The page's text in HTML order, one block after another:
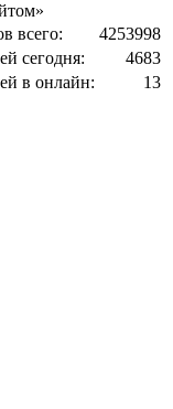
всего:
4253998
сегодня:
4683
в онлайн:
13